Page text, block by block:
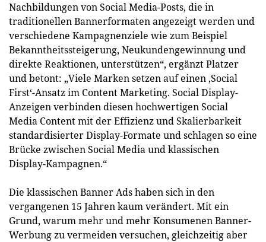
Nachbildungen von Social Media-Posts, die in
traditionellen Bannerformaten angezeigt werden und
verschiedene Kampagnenziele wie zum Beispiel
Bekanntheitssteigerung, Neukundengewinnung und
direkte Reaktionen, unterstützen“, ergänzt Platzer
und betont: „Viele Marken setzen auf einen ,Social
First‘-Ansatz im Content Marketing. Social Display-
Anzeigen verbinden diesen hochwertigen Social
Media Content mit der Effizienz und Skalierbarkeit
standardisierter Display-Formate und schlagen so eine
Brücke zwischen Social Media und klassischen
Display-Kampagnen.“
Die klassischen Banner Ads haben sich in den
vergangenen 15 Jahren kaum verändert. Mit ein
Grund, warum mehr und mehr Konsumenen Banner-
Werbung zu vermeiden versuchen, gleichzeitig aber